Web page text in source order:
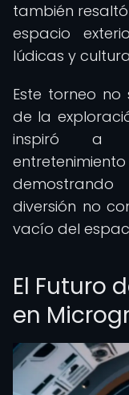
también
espacio
lúdicas y
Este torneo
de la
inspiró a
diversión no
vacío del
El Futuro
en